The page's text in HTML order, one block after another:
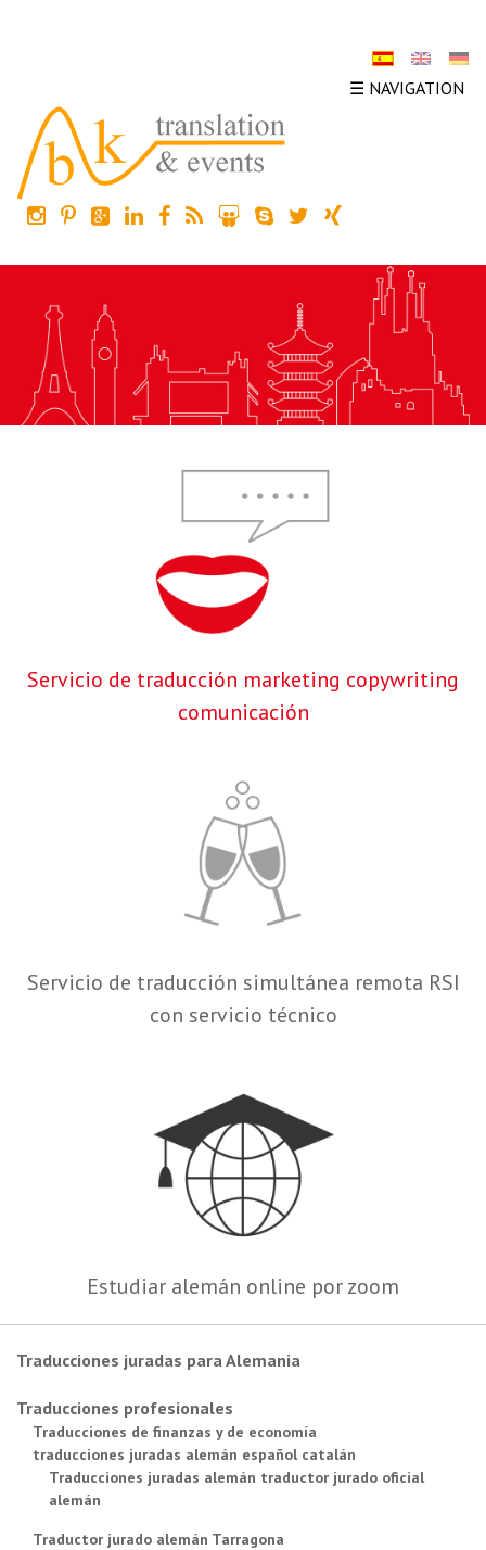
☰ NAVIGATION
Servicio de traducción marketing copywriting
comunicación
Servicio de traducción simultánea remota RSI
con servicio técnico
Estudiar alemán online por zoom
Traducciones juradas para Alemania
Traducciones profesionales
Traducciones de finanzas y de economía
traducciones juradas alemán español catalán
Traducciones juradas alemán traductor jurado oficial
alemán
Traductor jurado alemán Tarragona